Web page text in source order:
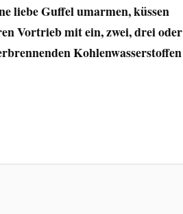
liebe Guffel umarmen, küssen
Vortrieb mit ein, zwei, drei oder
Kohlenwasserstoffen